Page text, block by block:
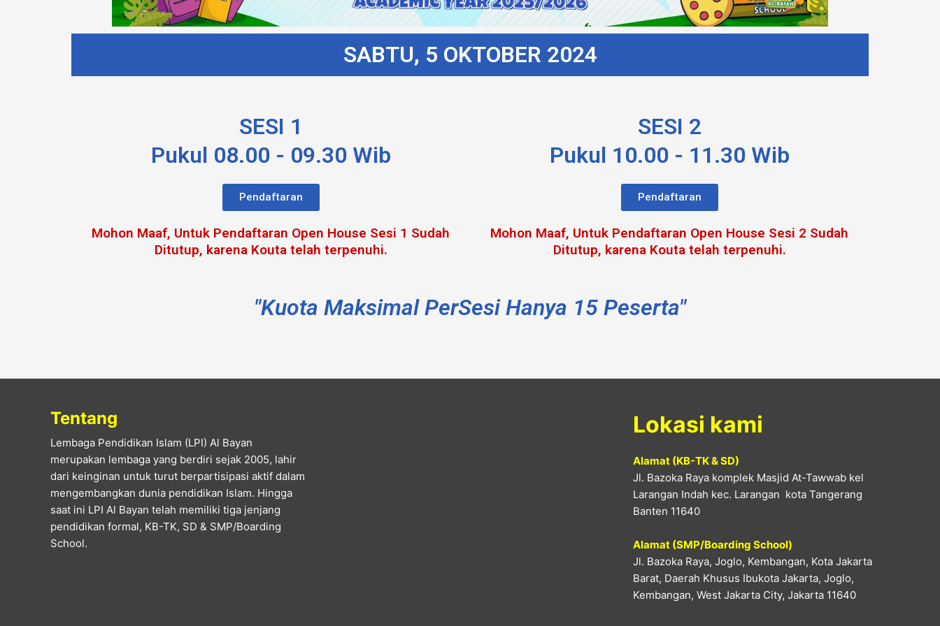
SABTU, 5 OKTOBER 2024
SESI 1
Pukul 08.00 - 09.30 Wib
Pendaftaran
Mohon Maaf, Untuk Pendaftaran Open House Sesi 1 Sudah
Ditutup, karena Kouta telah terpenuhi.
SESI 2
Pukul 10.00 - 11.30 Wib
Pendaftaran
Mohon Maaf, Untuk Pendaftaran Open House Sesi 2 Sudah
Ditutup, karena Kouta telah terpenuhi.
"Kuota Maksimal PerSesi Hanya 15 Peserta"
Tentang
Lembaga Pendidikan Islam (LPI) Al Bayan
merupakan lembaga yang berdiri sejak 2005, lahir
dari keinginan untuk turut berpartisipasi aktif dalam
mengembangkan dunia pendidikan Islam. Hingga
saat ini LPI Al Bayan telah memiliki tiga jenjang
pendidikan formal, KB-TK, SD & SMP/Boarding
School.
Lokasi kami
Alamat (KB-TK & SD)
Jl. Bazoka Raya komplek Masjid At-Tawwab kel
Larangan Indah kec. Larangan kota Tangerang
Banten 11640
Alamat (SMP/Boarding School)
Jl. Bazoka Raya, Joglo, Kembangan, Kota Jakarta
Barat, Daerah Khusus Ibukota Jakarta, Joglo,
Kembangan, West Jakarta City, Jakarta 11640